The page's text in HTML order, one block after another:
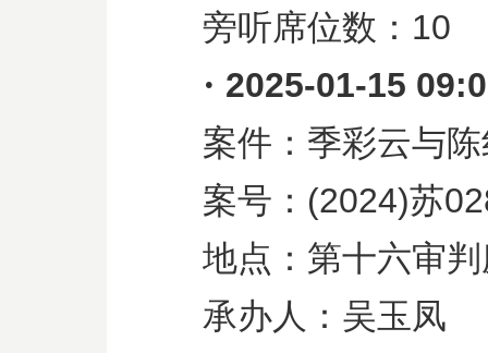
旁听席位数： 10
· 2025-01-15
案件：季彩云与
案号： (2024)苏
地点：第十六审
承办人：吴玉凤